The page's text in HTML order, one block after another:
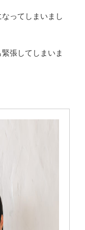
ってしまいまし
張してしまいま